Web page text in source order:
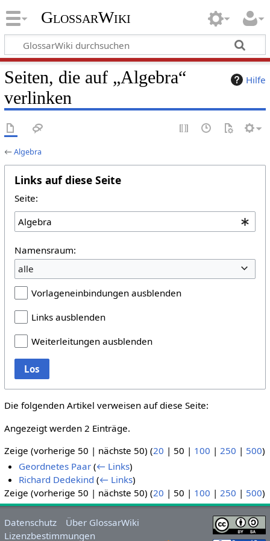
GlossarWiki
Hilfe
Seiten, die auf „Algebra“
verlinken
←Algebra
Links auf diese Seite
Seite:
Namensraum:
alle
Vorlageneinbindungen ausblenden
Links ausblenden
Weiterleitungen ausblenden
Los
Die folgenden Artikel verweisen auf diese Seite:
Angezeigt werden 2 Einträge.
Zeige (vorherige 50 | nächste 50) (20 | 50 | 100 | 250 | 500)
Geordnetes Paar (← Links)
Richard Dedekind (← Links)
Zeige (vorherige 50 | nächste 50) (20 | 50 | 100 | 250 | 500)
Datenschutz
Über GlossarWiki
Lizenzbestimmungen